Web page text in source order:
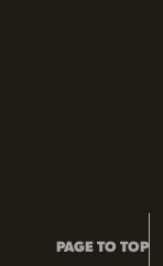
PAGE TO TOP